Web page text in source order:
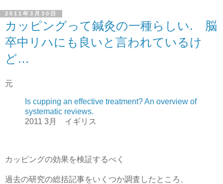
2011年3月30日
カッピングって鍼灸の一種らしい. 脳
卒中リハにも良いと言われているけ
ど…
元
Is cupping an effective treatment? An overview of
systematic reviews.
2011 3月 イギリス
カッピングの効果を検証するべく
過去の研究の総括記事をいくつか調査したところ、